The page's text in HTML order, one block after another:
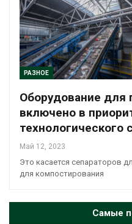
РАЗНОЕ
Оборудование для
включено в
технологического
Май 12, 2023
Это касается сепараторов
для компостирования
Самые